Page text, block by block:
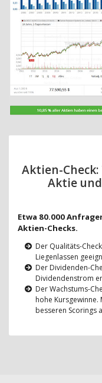
Aktien-
Aktie
Etwa 80.000
Aktien-Checks.
Der Qualitäts-
Liegenlassen
Der Dividenden-
Dividendenstrom
Der Wachstums-
hohe Kursgewinne.
besseren Scorings